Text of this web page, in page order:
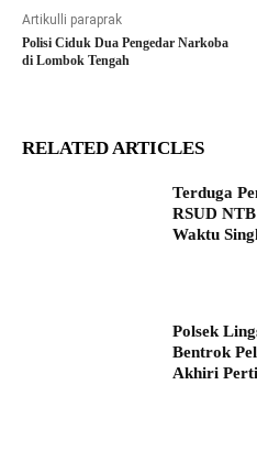
Artikulli paraprak
Polisi Ciduk Dua Pengedar Narkoba
di Lombok Tengah
RELATED ARTICLES
Terduga
RSUD
Waktu
Polsek
Bentrok
Akhiri